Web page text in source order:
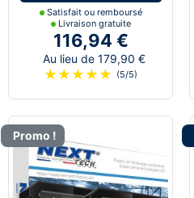
Satisfait ou remboursé
Livraison gratuite
116,94 €
Au lieu de 179,90 €
★ ★ ★ ★ ★ (5/5)
Promo !